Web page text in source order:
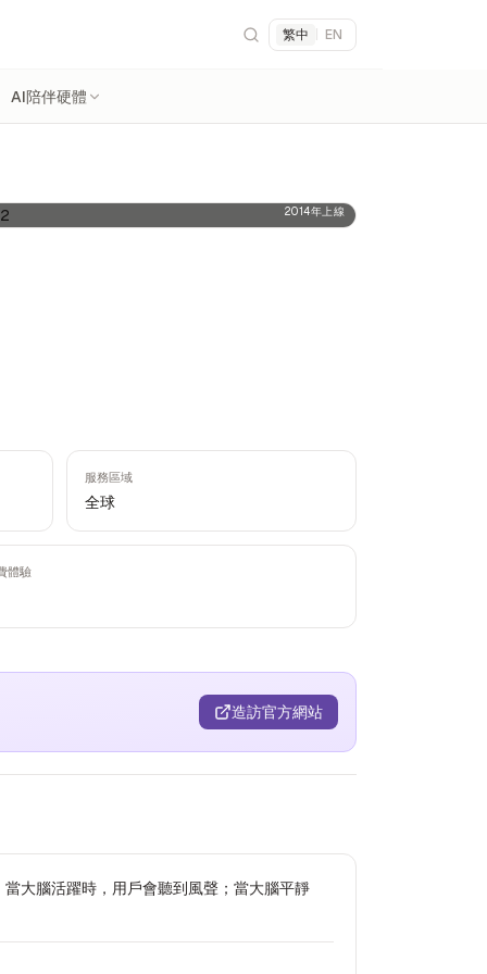
繁中 | EN
AI陪伴硬體
2014年上線
服務區域
全球
體驗
造訪官方網站
大腦活躍時，用戶會聽到風聲；當大腦平靜